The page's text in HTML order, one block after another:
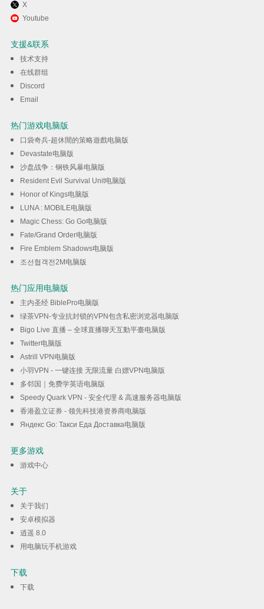
通过逍遥在电脑上享受Free WiFi
Passwords & Hotspots by
X
Youtube
支援&联系
技术支持
在线群组
Discord
Email
热门游戏电脑版
口袋奇兵-超休閒的策略遊戲电脑版
Devastate电脑版
沙盘战争：钢铁风暴电脑版
Resident Evil Survival Unit电脑版
Honor of Kings电脑版
LUNA : MOBILE电脑版
Magic Chess: Go Go电脑版
Fate/Grand Order电脑版
Fire Emblem Shadows电脑版
조선협객전2M电脑版
热门应用电脑版
主内圣经 BiblePro电脑版
绿茶VPN-专业抗封锁的VPN包含私密浏览器电脑版
Bigo Live 直播 – 全球直播聊天互動平臺电脑版
Twitter电脑版
Astrill VPN电脑版
小羽VPN - 一键连接 无限流量 白嫖VPN电脑版
多邻国｜免费学英语电脑版
Speedy Quark VPN - 安全代理 & 高速服务器电脑版
香港盈立证券 - 领先科技港资券商电脑版
Яндекс Go: Такси Еда Доставка电脑版
更多游戏
游戏中心
关于
关于我们
安卓模拟器
逍遥 8.0
用电脑玩手机游戏
下载
下载